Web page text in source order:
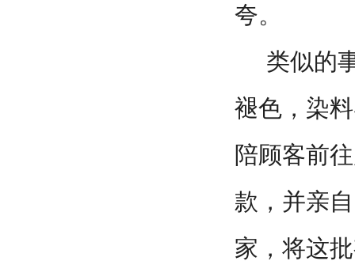
夸。
类似的
褪色，染
陪顾客前
款，并亲
家，将这